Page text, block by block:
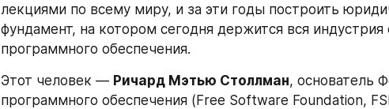
лекциями по всему миру, и за эти годы построить
фундамент, на котором сегодня держится вся индустрия
программного обеспечения.
Этот человек — Ричард Мэтью Столлман, основатель
программного обеспечения (Free Software Foundation,